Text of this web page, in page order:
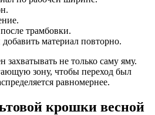
трамбовки.
материал повторно.
не только саму яму.
зону, чтобы переход был
равномернее.
крошки весной